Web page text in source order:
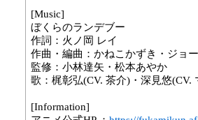
[Music]
ぼくらのランデブー
作詞：火ノ岡 レイ
作曲・編曲：かねこかずき・ジョ
監修：小林達矢・松本あやか
歌：梶彰弘(CV. 茶介)・深見悠(CV.
[Information]